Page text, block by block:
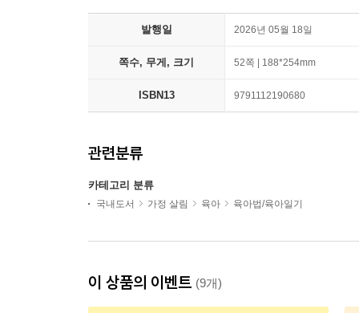
발행일 2026년 05월 18일
쪽수, 무게, 크기 52쪽 | 188*254mm
ISBN13 9791112190680
관련분류
카테고리 분류
국내도서 가정 살림 육아 육아법/육아일기
이 상품의 이벤트 (9개)